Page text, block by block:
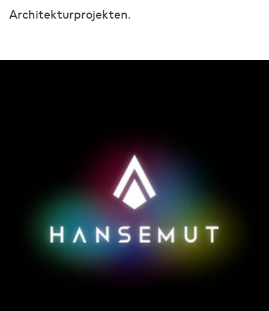
Architekturprojekten.